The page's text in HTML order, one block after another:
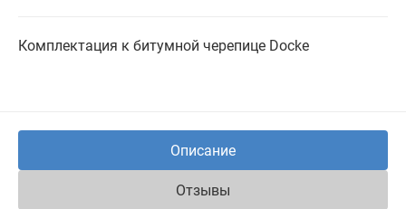
Комплектация к битумной черепице Docke
Описание
Отзывы